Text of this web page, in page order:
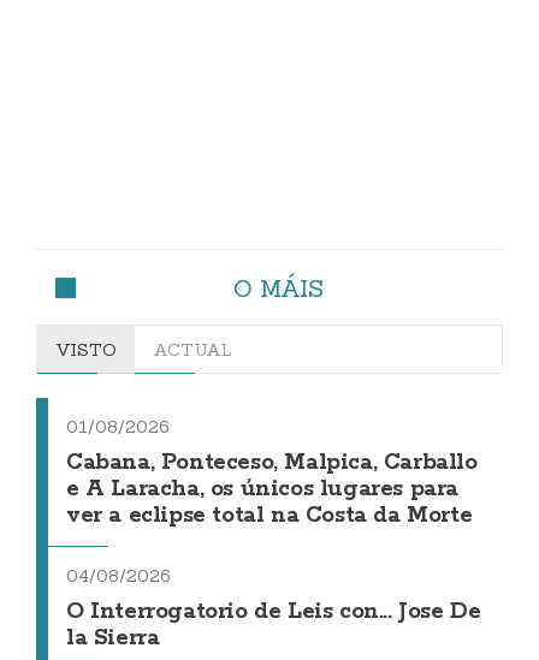
O MÁIS
VISTO ACTUAL
01/08/2026
Cabana, Ponteceso, Malpica, Carballo
e A Laracha, os únicos lugares para
ver a eclipse total na Costa da Morte
04/08/2026
O Interrogatorio de Leis con... Jose De
la Sierra